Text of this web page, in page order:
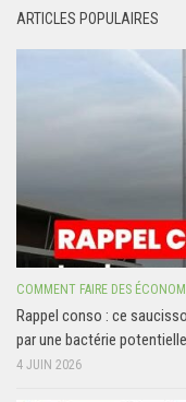
ARTICLES POPULAIRES
COMMENT FAIRE DES
Rappel conso : ce
par une bactérie
4 JUIN 2026